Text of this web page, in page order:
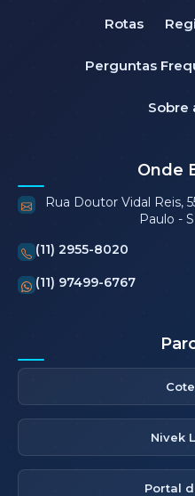
Rotas
Perguntas
Sobre
Onde
Rua Doutor Vidal Reis,
Paulo -
(11) 2955-8020
(11) 97499-6767
Nivek
Portal